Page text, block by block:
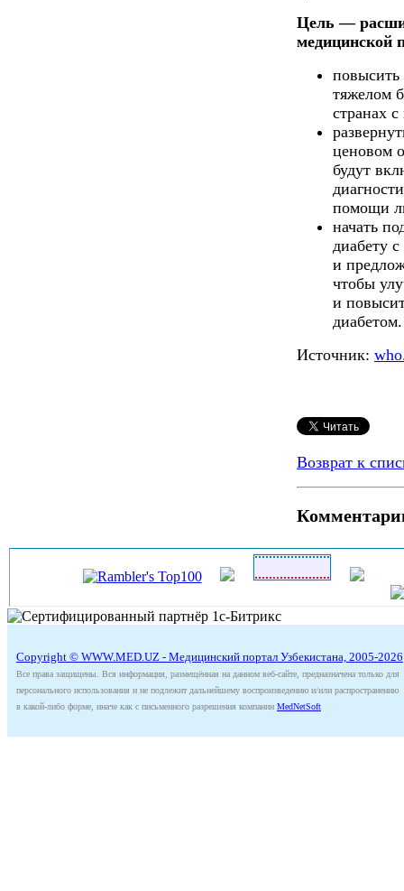
Цель —
медицинской
повысить
тяжелом
странах
ценовом
будут
помощи
начать
диабету
и
чтобы
и
диабетом.
Источник:
Возврат к
Copyright © WWW.MED.UZ - Медицинский портал Узбекистана, 2005-2026
Все права защищены. Вся информация, размещённая на данном веб-сайте, предназначена только для
персонального использования и не подлежит дальнейшему воспроизведению и/или распространению
в какой-либо форме, иначе как с письменного разрешения компании MedNetSoft